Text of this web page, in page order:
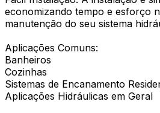
economizando tempo e esforço
manutenção do seu sistema
Aplicações Comuns:
Banheiros
Cozinhas
Sistemas de Encanamento
Aplicações Hidráulicas em Geral